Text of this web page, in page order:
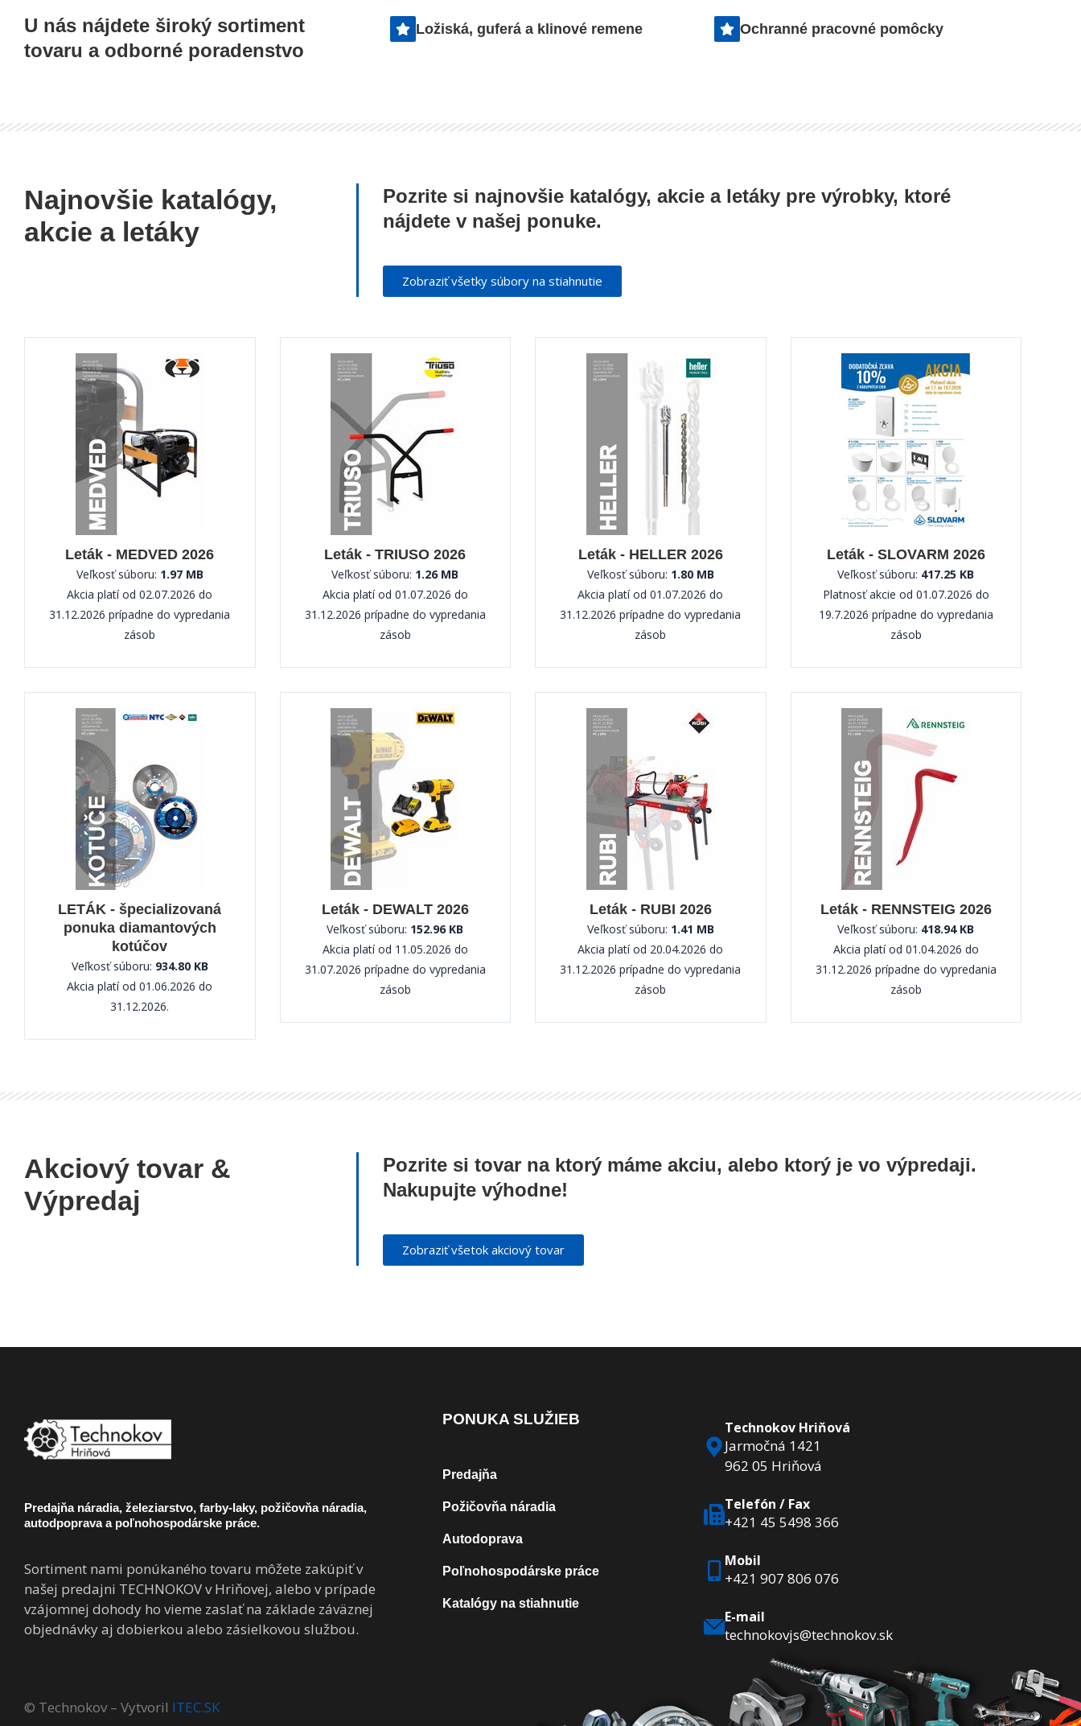
náradia, farieb a pracovných
odevov.
Makita, Metabo či Worx.
dovozu zakúpeného tovaru
poľnohospodárske práce
U nás nájdete široký sortiment
tovaru a odborné poradenstvo
Ložiská, guferá a klinové remene Ochranné pracovné pomôcky
Najnovšie katalógy,
akcie a letáky
Pozrite si najnovšie katalógy, akcie a letáky pre výrobky, ktoré
nájdete v našej ponuke.
Zobraziť všetky súbory na stiahnutie
Leták - MEDVED 2026
Veľkosť súboru: 1.97 MB
Akcia platí od 02.07.2026 do
31.12.2026 prípadne do vypredania
zásob
Leták - TRIUSO 2026
Veľkosť súboru: 1.26 MB
Akcia platí od 01.07.2026 do
31.12.2026 prípadne do vypredania
zásob
Leták - HELLER 2026
Veľkosť súboru: 1.80 MB
Akcia platí od 01.07.2026 do
31.12.2026 prípadne do vypredania
zásob
Leták - SLOVARM 2026
Veľkosť súboru: 417.25 KB
Platnosť akcie od 01.07.2026 do
19.7.2026 prípadne do vypredania
zásob
LETÁK - špecializovaná
ponuka diamantových
kotúčov
Veľkosť súboru: 934.80 KB
Akcia platí od 01.06.2026 do
31.12.2026.
Leták - DEWALT 2026
Veľkosť súboru: 152.96 KB
Akcia platí od 11.05.2026 do
31.07.2026 prípadne do vypredania
zásob
Leták - RUBI 2026
Veľkosť súboru: 1.41 MB
Akcia platí od 20.04.2026 do
31.12.2026 prípadne do vypredania
zásob
Leták - RENNSTEIG 2026
Veľkosť súboru: 418.94 KB
Akcia platí od 01.04.2026 do
31.12.2026 prípadne do vypredania
zásob
Akciový tovar &
Výpredaj
Pozrite si tovar na ktorý máme akciu, alebo ktorý je vo výpredaji.
Nakupujte výhodne!
Zobraziť všetok akciový tovar
Predajňa náradia, železiarstvo, farby-laky, požičovňa náradia,
autodpoprava a poľnohospodárske práce.
Sortiment nami ponúkaného tovaru môžete zakúpiť v
našej predajni TECHNOKOV v Hriňovej, alebo v prípade
vzájomnej dohody ho vieme zaslať na základe záväznej
objednávky aj dobierkou alebo zásielkovou službou.
PONUKA SLUŽIEB
Predajňa
Požičovňa náradia
Autodoprava
Poľnohospodárske práce
Katalógy na stiahnutie
Technokov Hriňová
Jarmočná 1421
962 05 Hriňová
Telefón / Fax
+421 45 5498 366
Mobil
+421 907 806 076
E-mail
technokovjs@technokov.sk
© Technokov – Vytvoril ITEC.SK